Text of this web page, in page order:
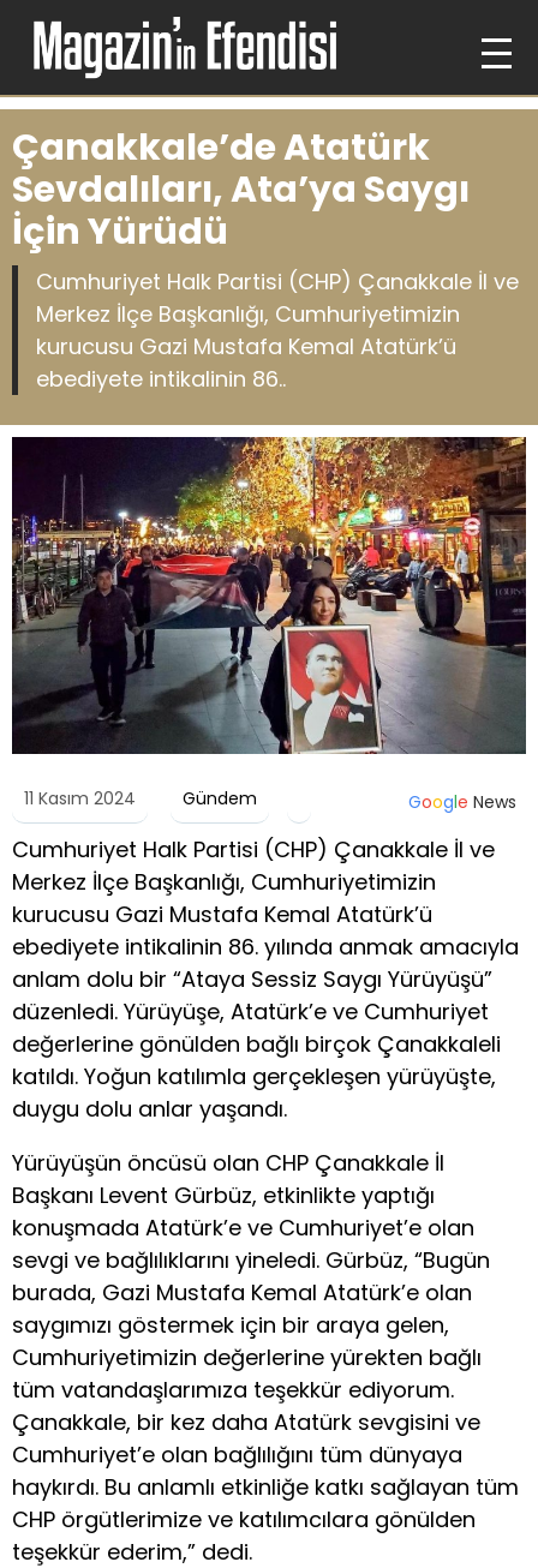
Çanakkale’de Atatürk
Sevdalıları, Ata’ya Saygı
İçin Yürüdü
Cumhuriyet Halk Partisi (CHP) Çanakkale İl ve
Merkez İlçe Başkanlığı, Cumhuriyetimizin
kurucusu Gazi Mustafa Kemal Atatürk’ü
ebediyete intikalinin 86..
11 Kasım 2024 Gündem Google News
Cumhuriyet Halk Partisi (CHP) Çanakkale İl ve
Merkez İlçe Başkanlığı, Cumhuriyetimizin
kurucusu Gazi Mustafa Kemal Atatürk’ü
ebediyete intikalinin 86. yılında anmak amacıyla
anlam dolu bir “Ataya Sessiz Saygı Yürüyüşü”
düzenledi. Yürüyüşe, Atatürk’e ve Cumhuriyet
değerlerine gönülden bağlı birçok Çanakkaleli
katıldı. Yoğun katılımla gerçekleşen yürüyüşte,
duygu dolu anlar yaşandı.
Yürüyüşün öncüsü olan CHP Çanakkale İl
Başkanı Levent Gürbüz, etkinlikte yaptığı
konuşmada Atatürk’e ve Cumhuriyet’e olan
sevgi ve bağlılıklarını yineledi. Gürbüz, “Bugün
burada, Gazi Mustafa Kemal Atatürk’e olan
saygımızı göstermek için bir araya gelen,
Cumhuriyetimizin değerlerine yürekten bağlı
tüm vatandaşlarımıza teşekkür ediyorum.
Çanakkale, bir kez daha Atatürk sevgisini ve
Cumhuriyet’e olan bağlılığını tüm dünyaya
haykırdı. Bu anlamlı etkinliğe katkı sağlayan tüm
CHP örgütlerimize ve katılımcılara gönülden
teşekkür ederim,” dedi.